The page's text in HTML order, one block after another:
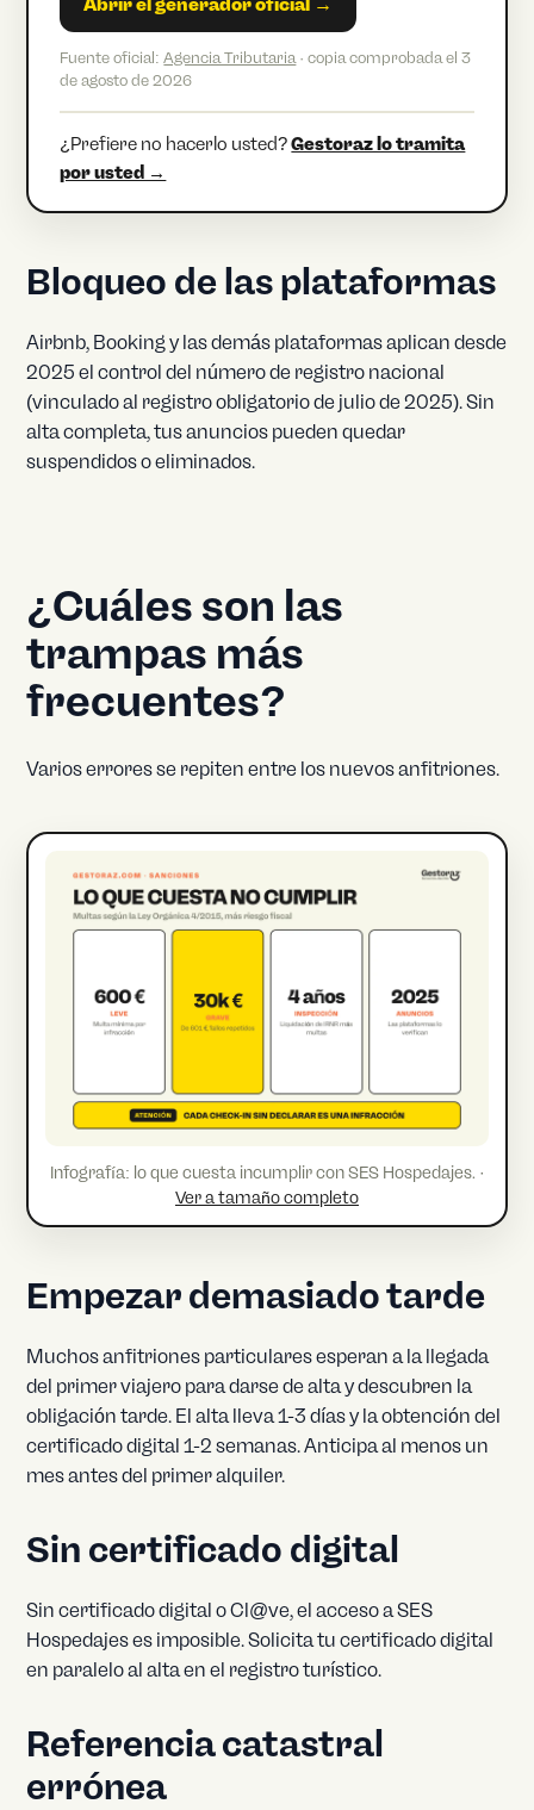
Abrir el generador oficial →
Fuente oficial:Agencia Tributaria· copia comprobada el 3
de agosto de 2026
¿Prefiere no hacerlo usted?Gestoraz lo tramita
por usted →
Bloqueo de las plataformas
Airbnb, Booking y las demás plataformas aplican desde
2025 el control del número de registro nacional
(vinculado al registro obligatorio de julio de 2025). Sin
alta completa, tus anuncios pueden quedar
suspendidos o eliminados.
¿Cuáles son las
trampas más
frecuentes?
Varios errores se repiten entre los nuevos anfitriones.
Infografía: lo que cuesta incumplir con SES Hospedajes. ·
Ver a tamaño completo
Empezar demasiado tarde
Muchos anfitriones particulares esperan a la llegada
del primer viajero para darse de alta y descubren la
obligación tarde. El alta lleva 1-3 días y la obtención del
certificado digital 1-2 semanas. Anticipa al menos un
mes antes del primer alquiler.
Sin certificado digital
Sin certificado digital o Cl@ve, el acceso a SES
Hospedajes es imposible. Solicita tu certificado digital
en paralelo al alta en el registro turístico.
Referencia catastral
errónea